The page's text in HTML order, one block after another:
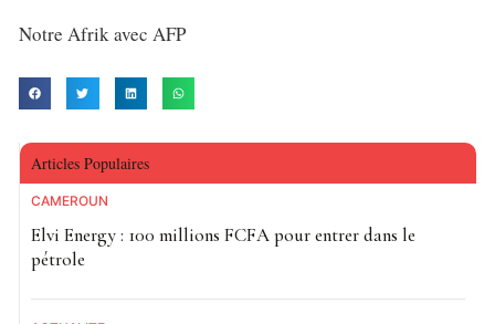
Notre Afrik avec AFP
Articles Populaires
CAMEROUN
Elvi Energy : 100 millions FCFA pour entrer dans le
pétrole